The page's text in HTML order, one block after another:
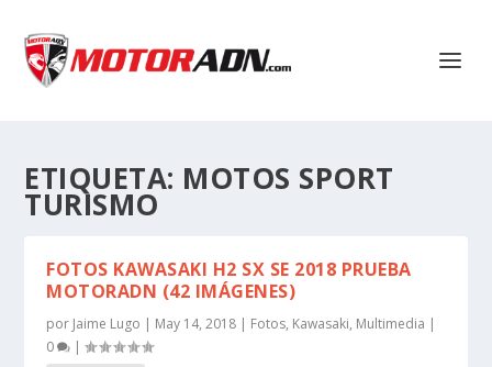
ETIQUETA: MOTOS SPORT
TURISMO
FOTOS KAWASAKI H2 SX SE 2018 PRUEBA
MOTORADN (42 IMÁGENES)
por Jaime Lugo | May 14, 2018 | Fotos, Kawasaki, Multimedia |
0
|